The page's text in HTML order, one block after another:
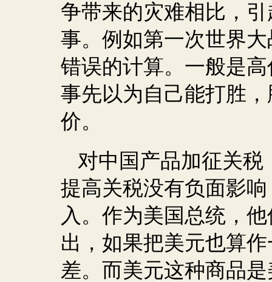
争带来的灾难相比，
事。例如第一次世界
错误的计算。一般是
事先以为自己能打胜
价。
对中国产品加征关
提高关税没有负面影
入。作为美国总统，
出，如果把美元也算
差。而美元这种商品